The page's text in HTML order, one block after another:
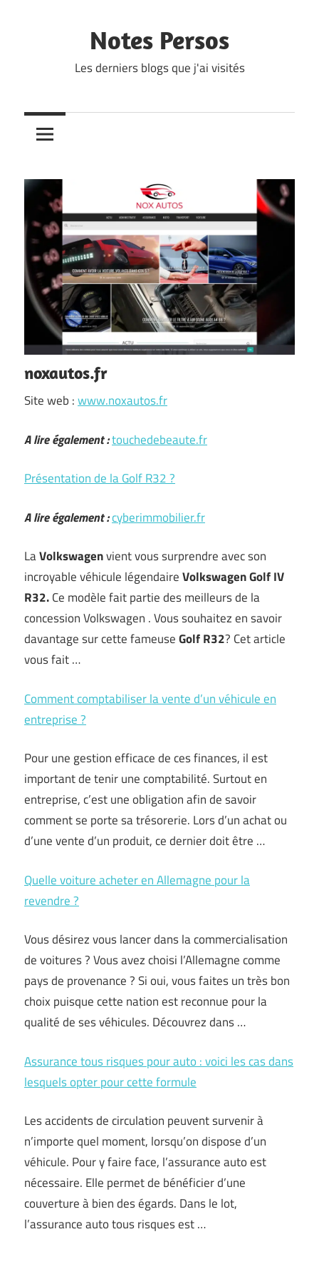
Notes Persos
Les derniers blogs que j'ai visités
noxautos.fr
Site web :www.noxautos.fr
A lire également :touchedebeaute.fr
Présentation de la Golf R32 ?
A lire également :cyberimmobilier.fr
LaVolkswagenvient vous surprendre avec son
incroyable véhicule légendaireVolkswagen Golf IV
R32.Ce modèle fait partie des meilleurs de la
concession Volkswagen . Vous souhaitez en savoir
davantage sur cette fameuseGolf R32? Cet article
vous fait …
Comment comptabiliser la vente d’un véhicule en
entreprise ?
Pour une gestion efficace de ces finances, il est
important de tenir une comptabilité. Surtout en
entreprise, c’est une obligation afin de savoir
comment se porte sa trésorerie. Lors d’un achat ou
d’une vente d’un produit, ce dernier doit être …
Quelle voiture acheter en Allemagne pour la
revendre ?
Vous désirez vous lancer dans la commercialisation
de voitures ? Vous avez choisi l’Allemagne comme
pays de provenance ? Si oui, vous faites un très bon
choix puisque cette nation est reconnue pour la
qualité de ses véhicules. Découvrez dans …
Assurance tous risques pour auto : voici les cas dans
lesquels opter pour cette formule
Les accidents de circulation peuvent survenir à
n’importe quel moment, lorsqu’on dispose d’un
véhicule. Pour y faire face, l’assurance auto est
nécessaire. Elle permet de bénéficier d’une
couverture à bien des égards. Dans le lot,
l’assurance auto tous risques est …